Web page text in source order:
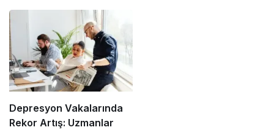
Depresyon Vakalarında
Rekor Artış: Uzmanlar